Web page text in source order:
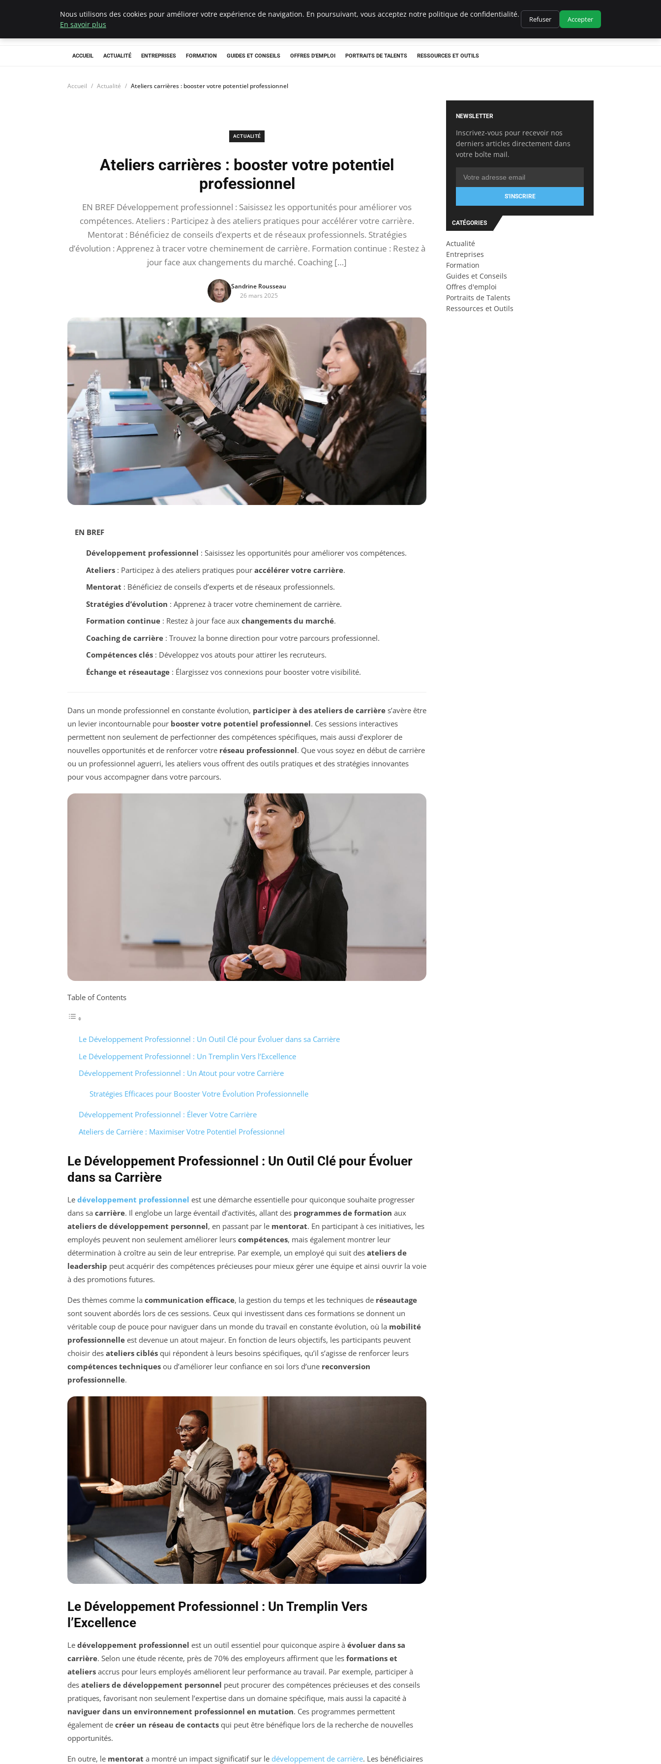
Chasseur De Tête
ACCUEIL ACTUALITÉ ENTREPRISES FORMATION GUIDES ET CONSEILS OFFRES D'EMPLOI PORTRAITS DE TALENTS RESSOURCES ET OUTILS
Accueil Actualité Ateliers carrières : booster votre potentiel professionnel
ACTUALITÉ
Ateliers carrières : booster votre potentiel
professionnel
EN BREF Développement professionnel : Saisissez les opportunités pour améliorer vos
compétences. Ateliers : Participez à des ateliers pratiques pour accélérer votre carrière.
Mentorat : Bénéficiez de conseils d’experts et de réseaux professionnels. Stratégies
d’évolution : Apprenez à tracer votre cheminement de carrière. Formation continue : Restez à
jour face aux changements du marché. Coaching […]
Sandrine Rousseau
26 mars 2025
EN BREF
Développement professionnel : Saisissez les opportunités pour améliorer vos compétences.
Ateliers: Participez à des ateliers pratiques pour accélérer votre carrière.
Mentorat : Bénéficiez de conseils d’experts et de réseaux professionnels.
Stratégies d’évolution : Apprenez à tracer votre cheminement de carrière.
Formation continue: Restez à jour face aux changements du marché.
Coaching de carrière: Trouvez la bonne direction pour votre parcours professionnel.
Compétences clés: Développez vos atouts pour attirer les recruteurs.
Échange et réseautage: Élargissez vos connexions pour booster votre visibilité.
Dans un monde professionnel en constante évolution, participer à des ateliers de carrière s’avère être
un levier incontournable pour booster votre potentiel professionnel. Ces sessions interactives
permettent non seulement de perfectionner des compétences spécifiques, mais aussi d’explorer de
nouvelles opportunités et de renforcer votre réseau professionnel. Que vous soyez en début de carrière
ou un professionnel aguerri, les ateliers vous offrent des outils pratiques et des stratégies innovantes
pour vous accompagner dans votre parcours.
Table of Contents
Le Développement Professionnel : Un Outil Clé pour Évoluer dans sa Carrière
Le Développement Professionnel : Un Tremplin Vers l’Excellence
Développement Professionnel : Un Atout pour votre Carrière
Stratégies Efficaces pour Booster Votre Évolution Professionnelle
Développement Professionnel : Élever Votre Carrière
Ateliers de Carrière : Maximiser Votre Potentiel Professionnel
Le Développement Professionnel : Un Outil Clé pour Évoluer
dans sa Carrière
Le développement professionnel est une démarche essentielle pour quiconque souhaite progresser
dans sa carrière. Il englobe un large éventail d’activités, allant des programmes de formation aux
ateliers de développement personnel, en passant par le mentorat. En participant à ces initiatives, les
employés peuvent non seulement améliorer leurs compétences, mais également montrer leur
détermination à croître au sein de leur entreprise. Par exemple, un employé qui suit des ateliers de
leadership peut acquérir des compétences précieuses pour mieux gérer une équipe et ainsi ouvrir la voie
à des promotions futures.
Des thèmes comme la communication efficace, la gestion du temps et les techniques de réseautage
sont souvent abordés lors de ces sessions. Ceux qui investissent dans ces formations se donnent un
véritable coup de pouce pour naviguer dans un monde du travail en constante évolution, où la mobilité
professionnelle est devenue un atout majeur. En fonction de leurs objectifs, les participants peuvent
choisir des ateliers ciblés qui répondent à leurs besoins spécifiques, qu’il s’agisse de renforcer leurs
compétences techniques ou d’améliorer leur confiance en soi lors d’une reconversion
professionnelle.
Le Développement Professionnel : Un Tremplin Vers
l’Excellence
Le développement professionnel est un outil essentiel pour quiconque aspire à évoluer dans sa
carrière. Selon une étude récente, près de 70% des employeurs affirment que les formations et
ateliers accrus pour leurs employés améliorent leur performance au travail. Par exemple, participer à
des ateliers de développement personnel peut procurer des compétences précieuses et des conseils
pratiques, favorisant non seulement l’expertise dans un domaine spécifique, mais aussi la capacité à
naviguer dans un environnement professionnel en mutation. Ces programmes permettent
également de créer un réseau de contacts qui peut être bénéfique lors de la recherche de nouvelles
opportunités.
En outre, le mentorat a montré un impact significatif sur le développement de carrière. Les bénéficiaires
NEWSLETTER
Inscrivez-vous pour recevoir nos
derniers articles directement dans
votre boîte mail.
S'INSCRIRE
CATÉGORIES
Actualité
Entreprises
Formation
Guides et Conseils
Offres d'emploi
Portraits de Talents
Ressources et Outils
Nous utilisons des cookies pour améliorer votre expérience de navigation. En poursuivant, vous acceptez notre politique de confidentialité.
En savoir plus
Refuser Accepter